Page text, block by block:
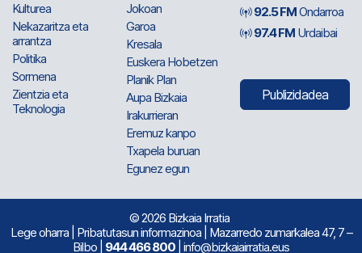
Kulturea
Nekazaritza eta
arrantza
Politika
Sormena
Zientzia eta
Teknologia
Jokoan
Garoa
Kresala
Euskera Hobetzen
Planik Plan
Aupa Bizkaia
Irakurrieran
Eremuz kanpo
Txapela buruan
Egunez egun
92.5 FMOndarroa
97.4 FM Urdaibai
Publizidadea
© 2026 Bizkaia Irratia
Lege oharra| Pribatutasun informazinoa| Mazarredo zumarkalea 47, 7 –
Bilbo | 944 466 800 | info@bizkaiairratia.eus